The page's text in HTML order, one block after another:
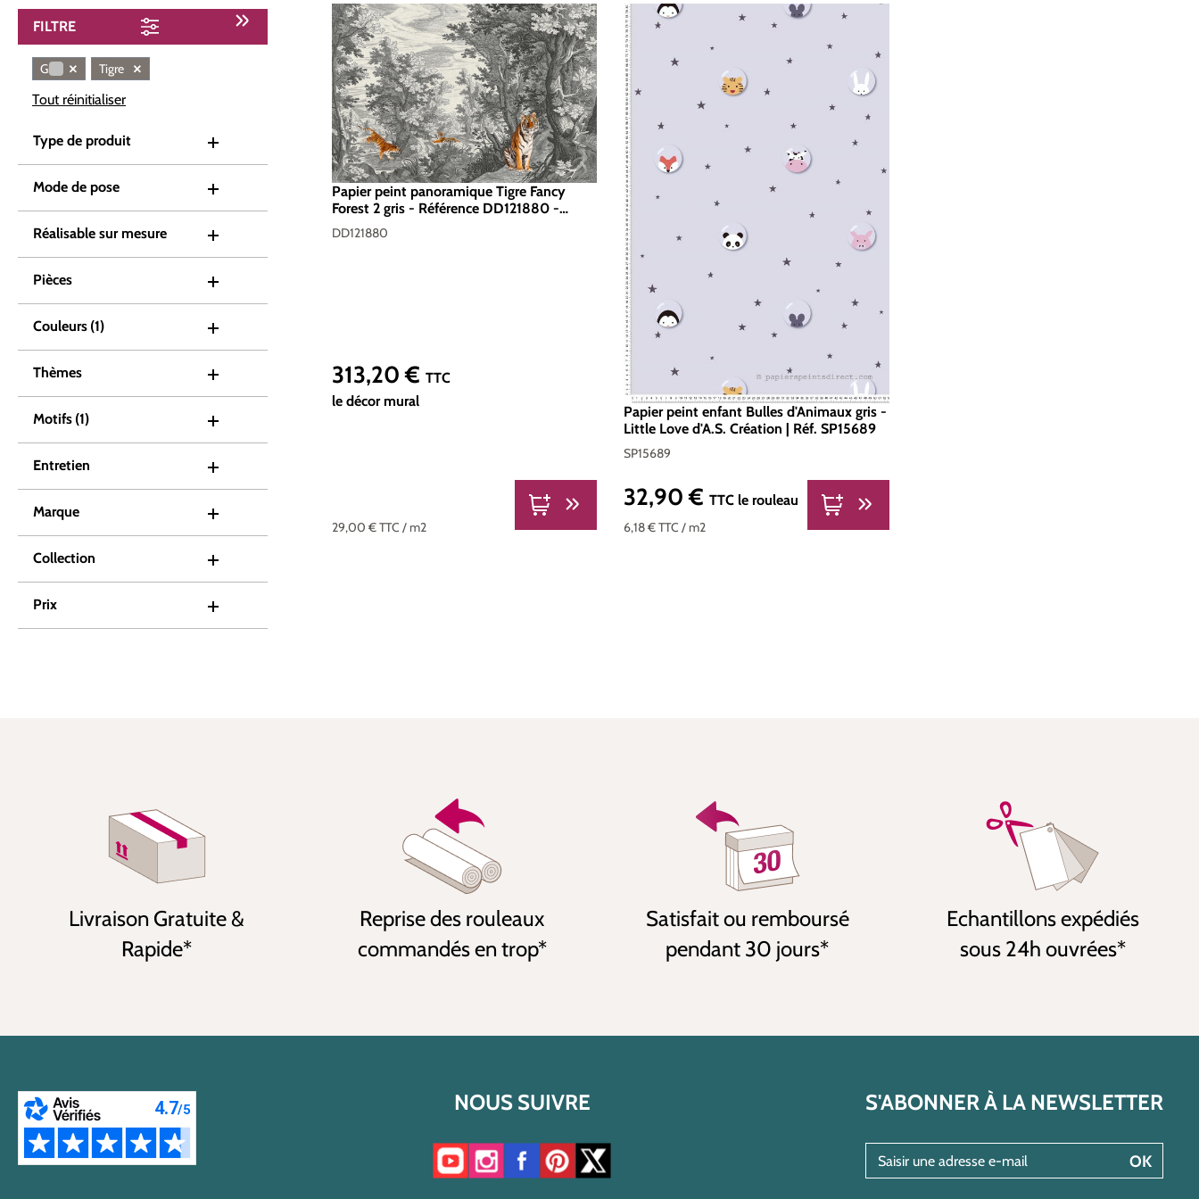
FILTRE
Gris × Tigre ×
Tout réinitialiser
Type de produit
Mode de pose
Réalisable sur mesure
Pièces
Couleurs (1)
Thèmes
Motifs (1)
Entretien
Marque
Collection
Prix
Papier peint panoramique Tigre Fancy
Forest 2 gris - Référence DD121880 -
Intissé 200g/m2 - 400 x 270 cm
DD121880
29,00 €TTC / m2
Prix régulier :
313,20 € TTC
le décor mural
Papier peint enfant Bulles d'Animaux gris -
Little Love d'A.S. Création | Réf. SP15689
SP15689
6,18 €TTC/ m2
Prix régulier :
32,90 €TTC le rouleau
Livraison Gratuite &
Rapide*
Reprise des rouleaux
commandés en trop*
Satisfait ou remboursé
pendant 30 jours*
Echantillons expédiés
sous 24h ouvrées*
NOUS SUIVRE
Accéder à notre chaîne YouTube
Accéder à notre compte Instagram
Accéder à notre page Facebook
Accéder à notre compte Pinterest
Accéder à notre compte Twitter/X
S'ABONNER À LA NEWSLETTER
OK